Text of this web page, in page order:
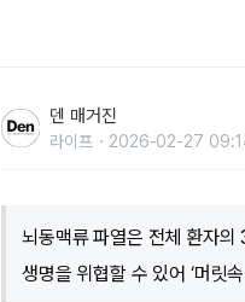
덴 매거진
라이프 2026-02-27
뇌동맥류 파열은 전체 환자의
생명을 위협할 수 있어 ‘머릿